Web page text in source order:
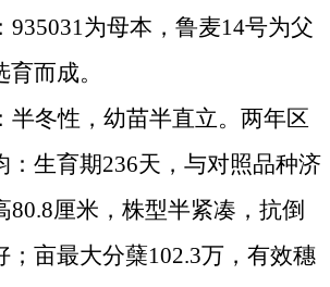
935031为母本，鲁麦14号为父
而成。
半冬性，幼苗半直立。两年区
：生育期236天，与对照品种济
80.8厘米 ，株型半紧凑，抗倒
；亩最大分蘖102.3万，有效穗